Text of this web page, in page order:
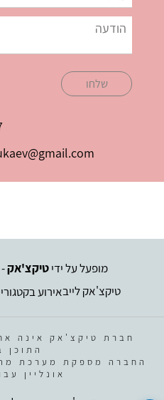
שלחו
מופעל על ידיטיקצ'אק
טיקצ'אק לייבאירוע
חברת טיקצ'אק אינה
התוכן
החברה מספקת מערכת
אונליין